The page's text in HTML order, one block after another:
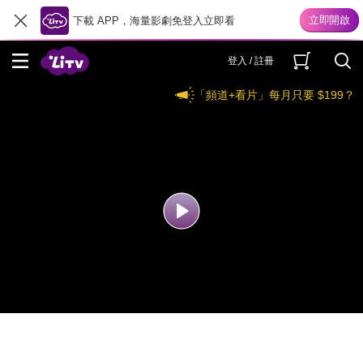
下載 APP，海量影劇免登入立即看
登入 / 註冊
「頻道+看片」每月只要 $199？